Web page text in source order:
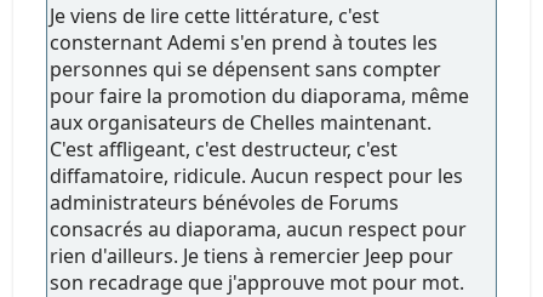
Je viens de lire cette littérature, c'est
consternant Ademi s'en prend à toutes les
personnes qui se dépensent sans compter
pour faire la promotion du diaporama, même
aux organisateurs de Chelles maintenant.
C'est affligeant, c'est destructeur, c'est
diffamatoire, ridicule. Aucun respect pour les
administrateurs bénévoles de Forums
consacrés au diaporama, aucun respect pour
rien d'ailleurs. Je tiens à remercier Jeep pour
son recadrage que j'approuve mot pour mot.